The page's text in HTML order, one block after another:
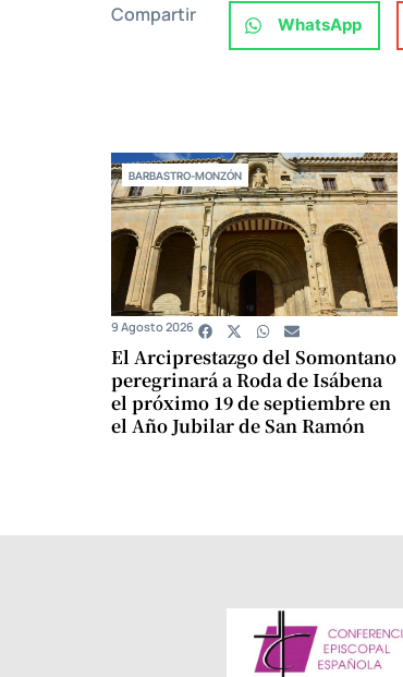
Compartir WhatsApp
BARBASTRO-MONZÓN
El Arciprestazgo del Somontano
peregrinará a Roda de Isábena
el próximo 19 de septiembre en
el Año Jubilar de San Ramón
9 Agosto 2026